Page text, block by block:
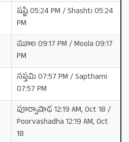
షష్టి 05:24 PM / Shashti 05:24
PM
మూల 09:17 PM / Moola 09:17
PM
సప్తమి 07:57 PM / Sapthami
07:57 PM
పూర్వాషాఢ 12:19 AM, Oct 18 /
Poorvashadha 12:19 AM, Oct
18